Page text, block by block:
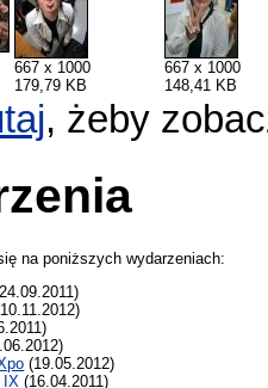
667 x 1000
179,79 KB
667 x 1000
148,41 KB
, żeby
na poniższych wydarzeniach:
(19.05.2012)
IX (16.04.2011)